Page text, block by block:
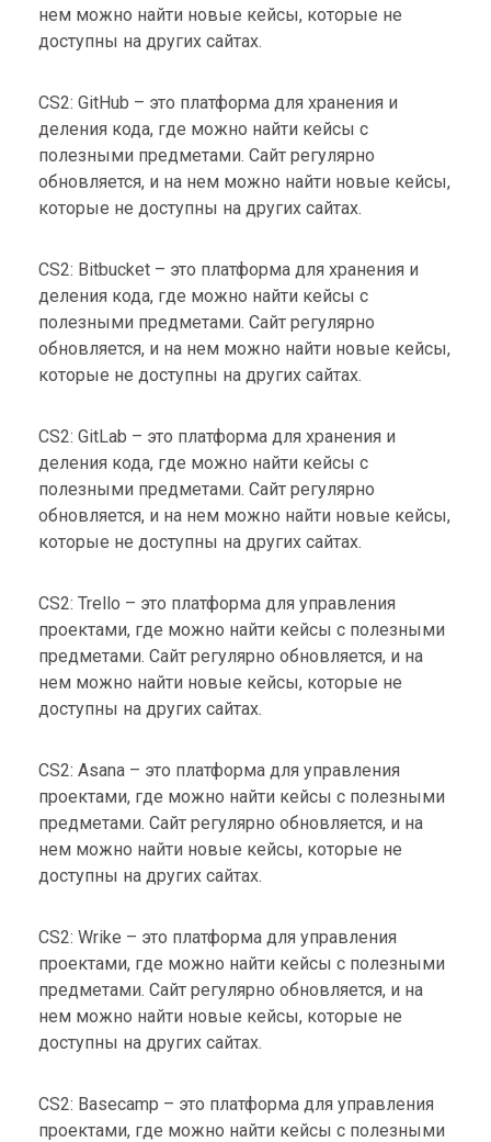
нем можно найти новые кейсы, которые не
доступны на других сайтах.
CS2: GitHub – это платформа для хранения и
деления кода, где можно найти кейсы с
полезными предметами. Сайт регулярно
обновляется, и на нем можно найти новые кейсы,
которые не доступны на других сайтах.
CS2: Bitbucket – это платформа для хранения и
деления кода, где можно найти кейсы с
полезными предметами. Сайт регулярно
обновляется, и на нем можно найти новые кейсы,
которые не доступны на других сайтах.
CS2: GitLab – это платформа для хранения и
деления кода, где можно найти кейсы с
полезными предметами. Сайт регулярно
обновляется, и на нем можно найти новые кейсы,
которые не доступны на других сайтах.
CS2: Trello – это платформа для управления
проектами, где можно найти кейсы с полезными
предметами. Сайт регулярно обновляется, и на
нем можно найти новые кейсы, которые не
доступны на других сайтах.
CS2: Asana – это платформа для управления
проектами, где можно найти кейсы с полезными
предметами. Сайт регулярно обновляется, и на
нем можно найти новые кейсы, которые не
доступны на других сайтах.
CS2: Wrike – это платформа для управления
проектами, где можно найти кейсы с полезными
предметами. Сайт регулярно обновляется, и на
нем можно найти новые кейсы, которые не
доступны на других сайтах.
CS2: Basecamp – это платформа для управления
проектами, где можно найти кейсы с полезными